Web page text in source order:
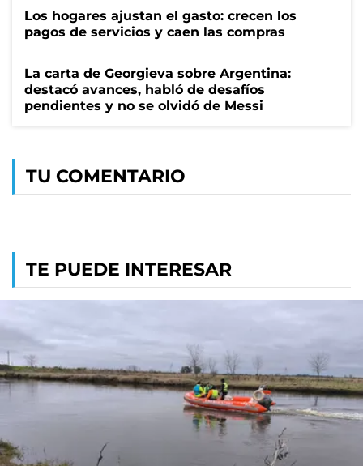
Los hogares ajustan el gasto: crecen los
pagos de servicios y caen las compras
La carta de Georgieva sobre Argentina:
destacó avances, habló de desafíos
pendientes y no se olvidó de Messi
TU COMENTARIO
TE PUEDE INTERESAR